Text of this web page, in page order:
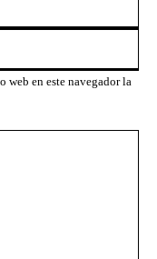
web en este navegador la